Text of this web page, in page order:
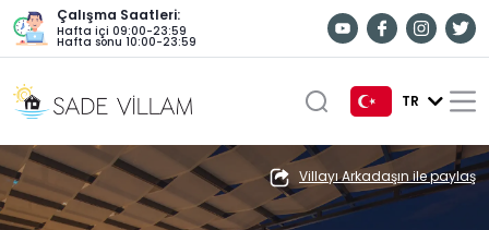
Çalışma Saatleri:
Hafta içi 09:00-23:59
Hafta sonu 10:00-23:59
TR
Villayı Arkadaşın ile paylaş